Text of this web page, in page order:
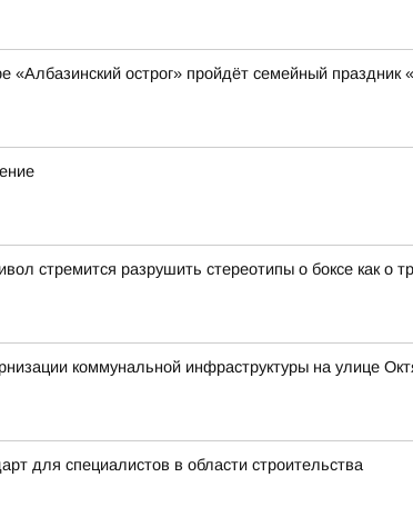
«Албазинский острог» пройдёт семейный
стремится разрушить стереотипы о боксе как о
коммунальной инфраструктуры на улице
для специалистов в области строительства